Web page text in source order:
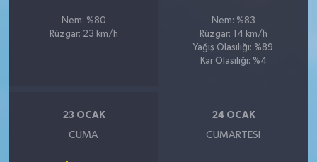
Nem: %80
Rüzgar: 23 km/h
Nem: %83
Rüzgar: 14 km/h
Yağış Olasılığı: %89
Kar Olasılığı: %4
23 OCAK
CUMA
24 OCAK
CUMARTESI